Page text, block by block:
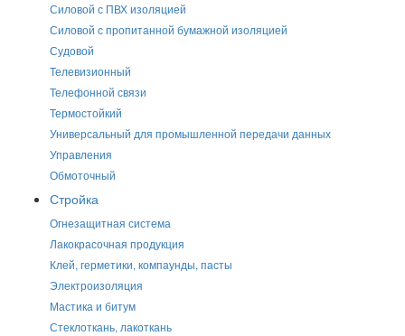
Силовой с ПВХ изоляцией
Силовой с пропитанной бумажной изоляцией
Судовой
Телевизионный
Телефонной связи
Термостойкий
Универсальный для промышленной передачи данных
Управления
Обмоточный
Стройка
Огнезащитная система
Лакокрасочная продукция
Клей, герметики, компаунды, пасты
Электроизоляция
Мастика и битум
Стеклоткань, лакоткань